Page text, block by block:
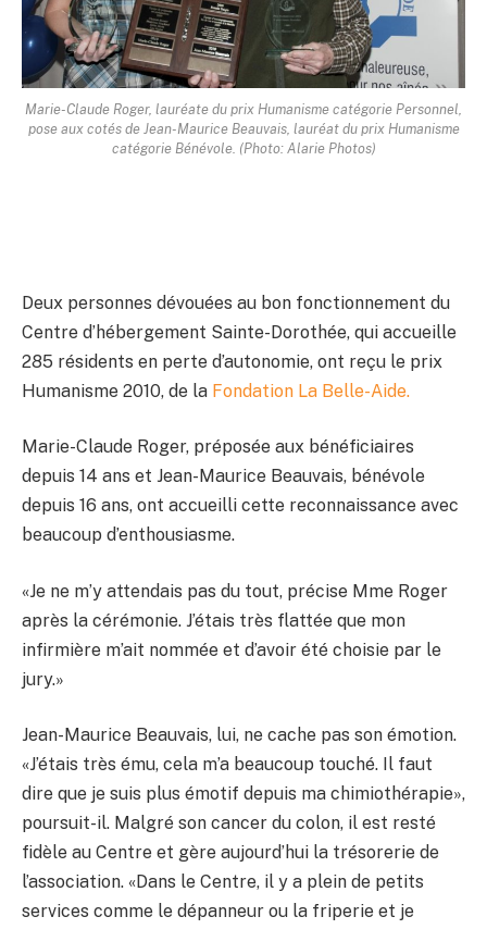
Marie-Claude Roger, lauréate du prix Humanisme catégorie Personnel,
pose aux cotés de Jean-Maurice Beauvais, lauréat du prix Humanisme
catégorie Bénévole. (Photo: Alarie Photos)
Deux personnes dévouées au bon fonctionnement du
Centre d’hébergement Sainte-Dorothée, qui accueille
285 résidents en perte d’autonomie, ont reçu le prix
Humanisme 2010, de la Fondation La Belle-Aide.
Marie-Claude Roger, préposée aux bénéficiaires
depuis 14 ans et Jean-Maurice Beauvais, bénévole
depuis 16 ans, ont accueilli cette reconnaissance avec
beaucoup d’enthousiasme.
«Je ne m’y attendais pas du tout, précise Mme Roger
après la cérémonie. J’étais très flattée que mon
infirmière m’ait nommée et d’avoir été choisie par le
jury.»
Jean-Maurice Beauvais, lui, ne cache pas son émotion.
«J’étais très ému, cela m’a beaucoup touché. Il faut
dire que je suis plus émotif depuis ma chimiothérapie»,
poursuit-il. Malgré son cancer du colon, il est resté
fidèle au Centre et gère aujourd’hui la trésorerie de
l’association. «Dans le Centre, il y a plein de petits
services comme le dépanneur ou la friperie et je